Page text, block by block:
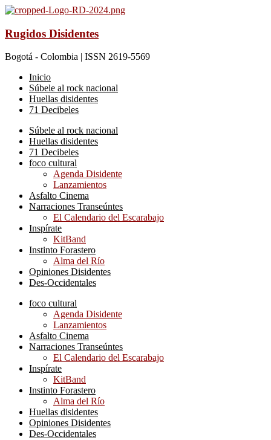
Rugidos Disidentes
Bogotá - Colombia | ISSN 2619-5569
Inicio
Súbele al rock nacional
Huellas disidentes
71 Decibeles
Súbele al rock nacional
Huellas disidentes
71 Decibeles
foco cultural
Agenda Disidente
Lanzamientos
Asfalto Cinema
Narraciones Transeúntes
El Calendario del Escarabajo
Inspírate
KitBand
Instinto Forastero
Alma del Río
Opiniones Disidentes
Des-Occidentales
foco cultural
Agenda Disidente
Lanzamientos
Asfalto Cinema
Narraciones Transeúntes
El Calendario del Escarabajo
Inspírate
KitBand
Instinto Forastero
Alma del Río
Huellas disidentes
Opiniones Disidentes
Des-Occidentales